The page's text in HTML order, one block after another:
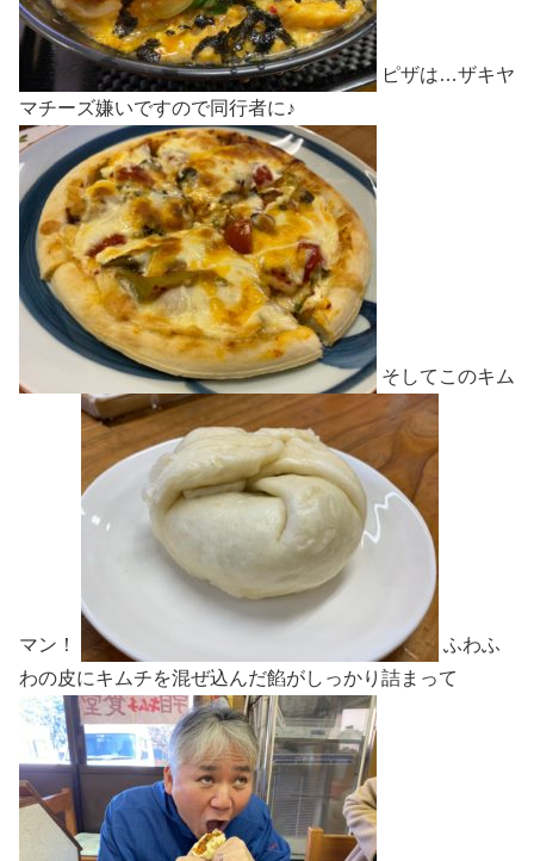
ピザは…ザキヤ
マチーズ嫌いですので同行者に♪
そしてこのキム
マン！
ふわふ
わの皮にキムチを混ぜ込んだ餡がしっかり詰まって